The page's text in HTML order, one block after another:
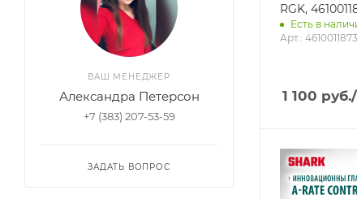
RGK,
Есть в
Арт.:
1 100 руб.
ВАШ МЕНЕДЖЕР
Александра Петерсон
+7 (383) 207-53-59
ЗАДАТЬ ВОПРОС